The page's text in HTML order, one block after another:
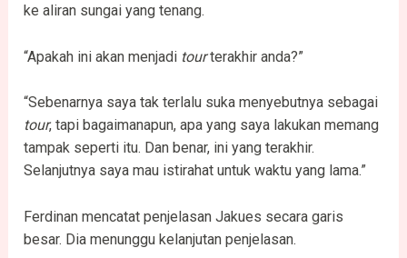
ke aliran sungai yang tenang.
“Apakah ini akan menjadi tourterakhir anda?”
“Sebenarnya saya tak terlalu suka menyebutnya sebagai
tour, tapi bagaimanapun, apa yang saya lakukan memang
tampak seperti itu. Dan benar, ini yang terakhir.
Selanjutnya saya mau istirahat untuk waktu yang lama.”
Ferdinan mencatat penjelasan Jakues secara garis
besar. Dia menunggu kelanjutan penjelasan.